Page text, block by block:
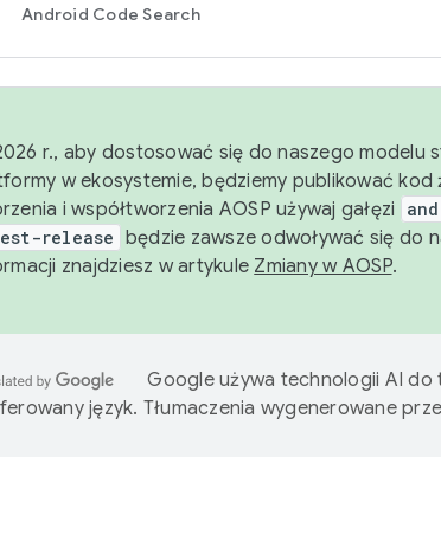
Android Code Search
r., aby dostosować się do naszego
w ekosystemie, będziemy publikować
i współtworzenia AOSP używaj gałęzi
release będzie zawsze odwoływać się do
znajdziesz w artykule Zmiany w AOSP.
Google używa technologii AI do
język. Tłumaczenia wygenerowane